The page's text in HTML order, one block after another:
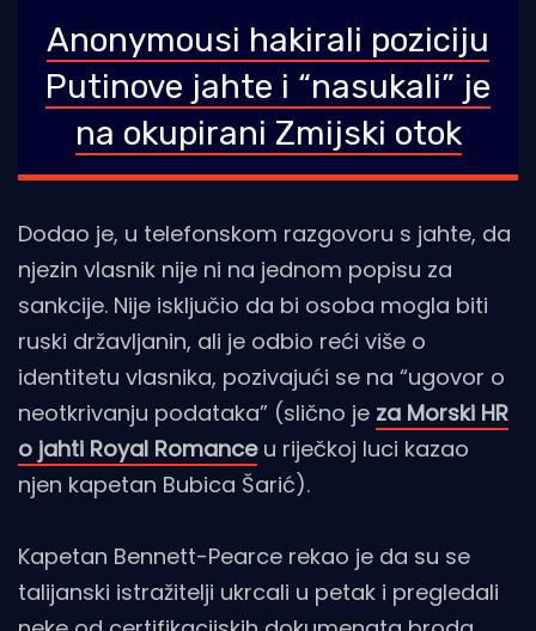
Anonymousi hakirali poziciju
Putinove jahte i “nasukali” je
na okupirani Zmijski otok
Dodao je, u telefonskom razgovoru s jahte, da
njezin vlasnik nije ni na jednom popisu za
sankcije. Nije isključio da bi osoba mogla biti
ruski državljanin, ali je odbio reći više o
identitetu vlasnika, pozivajući se na “ugovor o
neotkrivanju podataka” (slično je za Morski HR
o jahti Royal Romanceu riječkoj luci kazao
njen kapetan Bubica Šarić).
Kapetan Bennett-Pearce rekao je da su se
talijanski istražitelji ukrcali u petak i pregledali